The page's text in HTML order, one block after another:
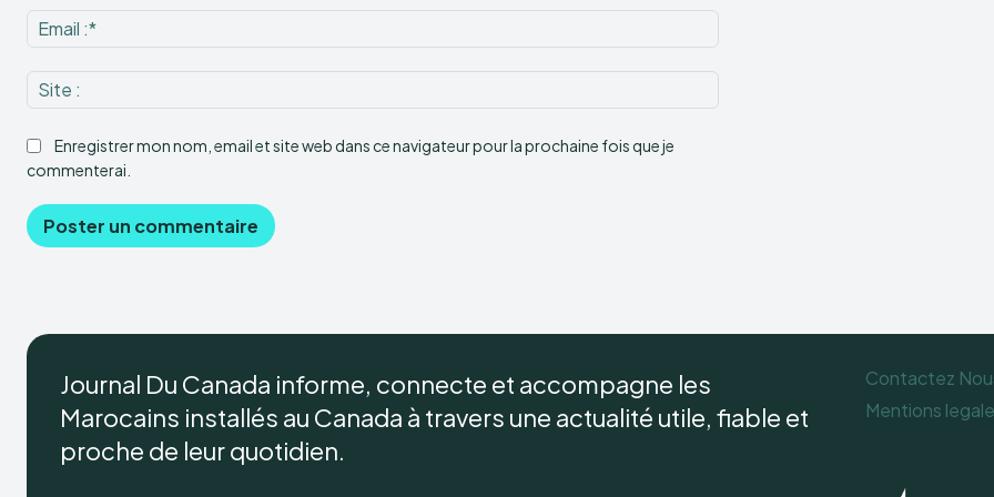
:*
:
Enregistrer mon nom, email et site web dans ce navigateur pour la prochaine fois que je
commenterai.
Journal Du Canada informe, connecte et accompagne les
Marocains installés au Canada à travers une actualité utile, fiable et
proche de leur quotidien.
Contactez
Mentions